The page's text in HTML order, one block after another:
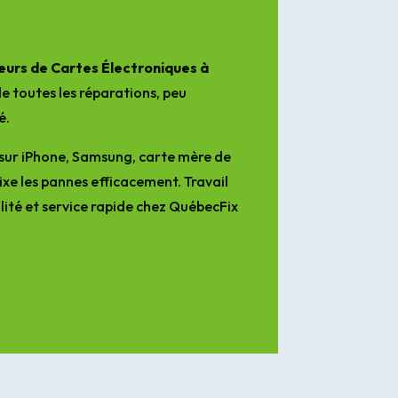
de Cartes Électroniques à
toutes les réparations, peu
iPhone, Samsung, carte mère de
les pannes efficacement. Travail
et service rapide chez QuébecFix